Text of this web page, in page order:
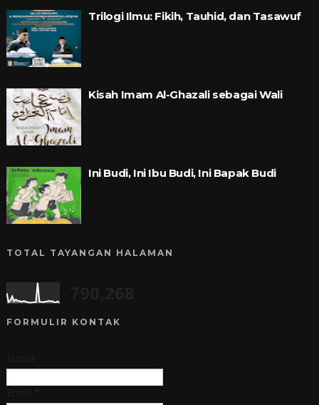
Trilogi Ilmu: Fikih, Tauhid, dan Tasawuf
Kisah Imam Al-Ghazali sebagai Wali
Ini Budi, Ini Ibu Budi, Ini Bapak Budi
TOTAL TAYANGAN HALAMAN
FORMULIR KONTAK